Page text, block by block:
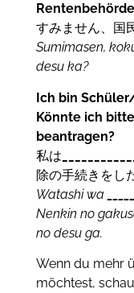
すみません、国
Sumimasen,
desu ka?
Ich bin
Könnte ich
beantragen?
私は
除の手続きをし
Watashi wa
Nenkin no
no desu ga.
Wenn du mehr
möchtest,